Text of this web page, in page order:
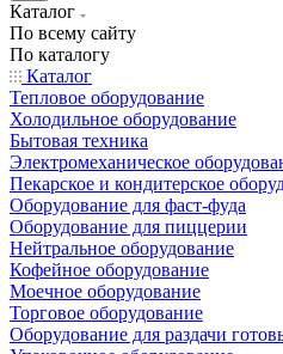
Каталог
По всему сайту
По каталогу
Каталог
Тепловое оборудование
Холодильное оборудование
Бытовая техника
Электромеханическое
Пекарское и кондитерское
Оборудование для фаст-фуда
Оборудование для пиццерии
Нейтральное оборудование
Кофейное оборудование
Моечное оборудование
Торговое оборудование
Оборудование для раздачи